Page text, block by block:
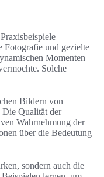
Fotografie und gezielte
Momenten
Solche
Bildern von
Die Qualität der
Wahrnehmung der
über die Bedeutung
sondern auch die